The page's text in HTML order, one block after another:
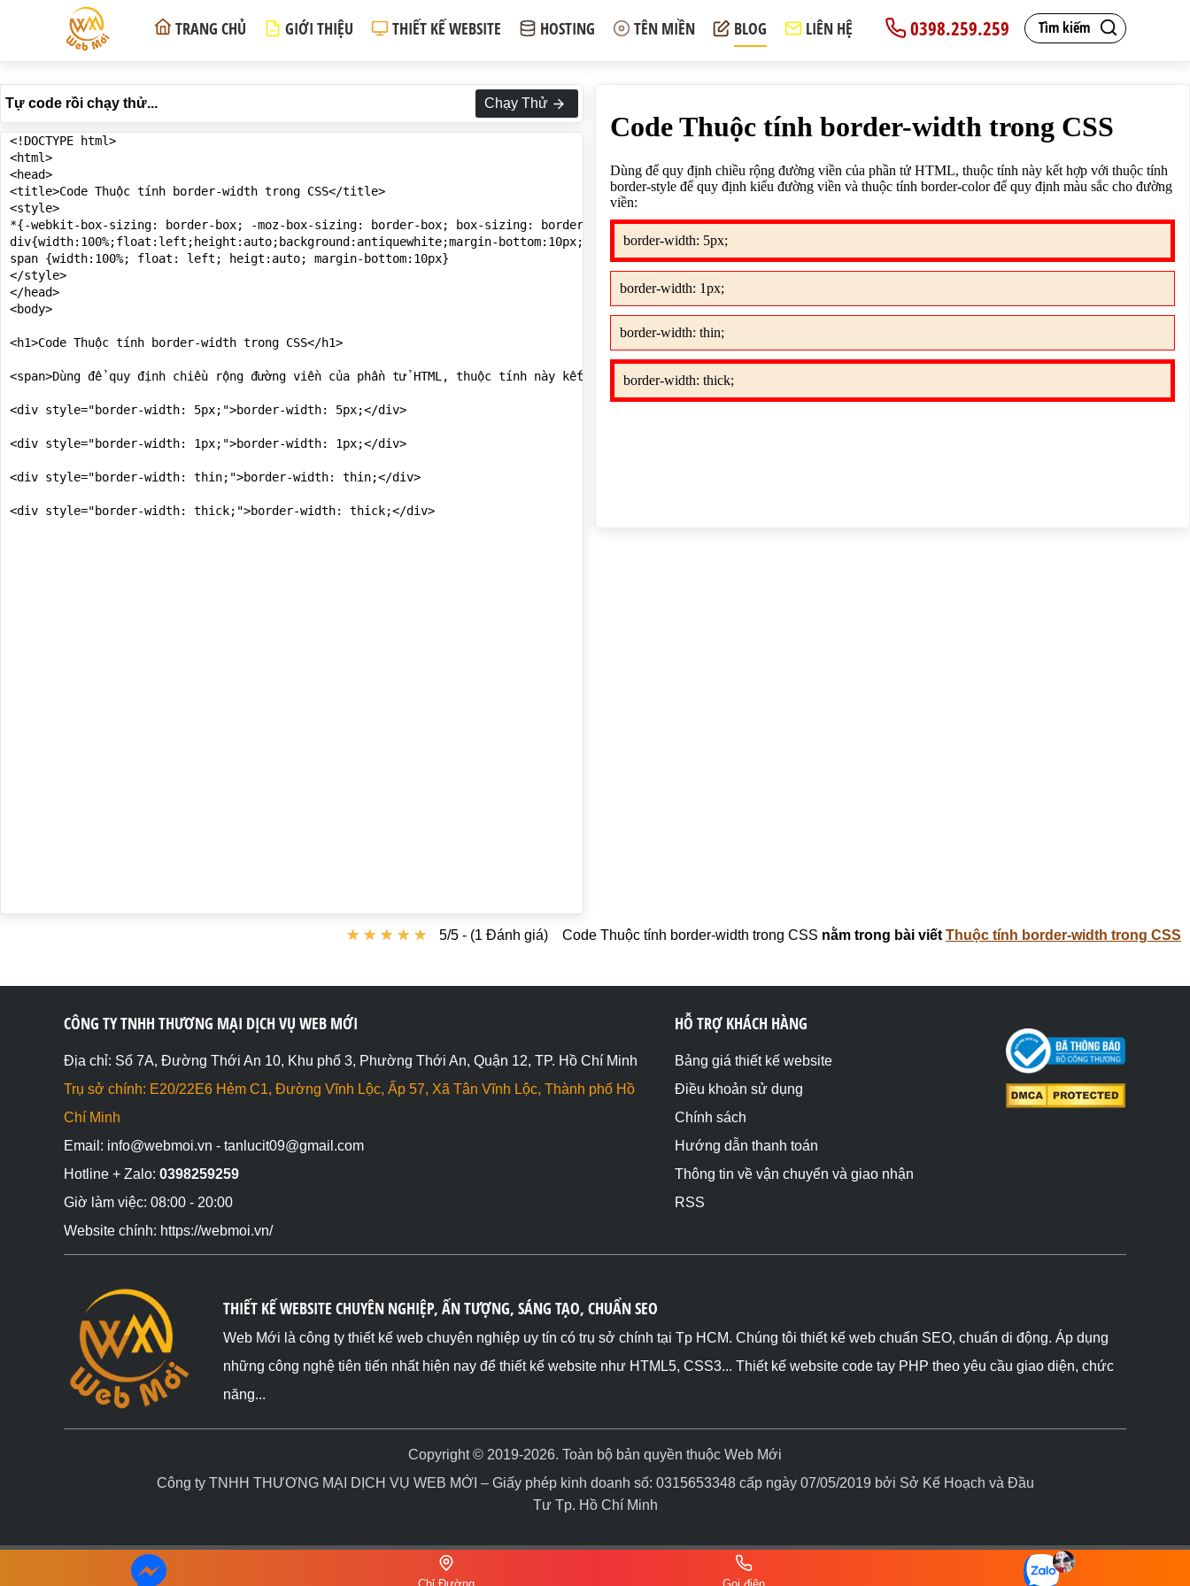
Tìm kiếm
0398.259.259
TRANG CHỦ GIỚI THIỆU THIẾT KẾ WEBSITE HOSTING TÊN MIỀN BLOG LIÊN HỆ
Tự code rồi chạy thử... Chạy Thử
<!DOCTYPE html>
<html>
<head>
<title>Code Thuộc tính border-width trong CSS</title>
<style>
*{-webkit-box-sizing: border-box; -moz-box-sizing: border-box; box-sizing: border-box;}
div{width:100%;float:left;height:auto;background:antiquewhite;margin-bottom:10px;padding:10px;border-style: solid;border-color: red;}
span {width:100%; float: left; heigt:auto; margin-bottom:10px}
</style>
</head>
<body>
<h1>Code Thuộc tính border-width trong CSS</h1>
<span>Dùng để quy định chiều rộng đường viền của phần tử HTML, thuộc tính này kết hợp với thuộc tính border-style để quy định kiểu đường viền và thuộc tính border-
<div style="border-width: 5px;">border-width: 5px;</div>
<div style="border-width: 1px;">border-width: 1px;</div>
<div style="border-width: thin;">border-width: thin;</div>
<div style="border-width: thick;">border-width: thick;</div>
Code Thuộc tính border-width trong CSS nằm trong bài viết Thuộc tính border-width trong CSS
★ ★ ★ ★ ★
★ ★ ★ ★ ★ 5/5 - (1 Đánh giá)
CÔNG TY TNHH THƯƠNG MẠI DỊCH VỤ WEB MỚI
Địa chỉ: Số 7A, Đường Thới An 10, Khu phố 3, Phường Thới An, Quận 12, TP. Hồ Chí Minh
Trụ sở chính: E20/22E6 Hẻm C1, Đường Vĩnh Lộc, Ấp 57, Xã Tân Vĩnh Lộc, Thành phố Hồ
Chí Minh
Email: info@webmoi.vn - tanlucit09@gmail.com
Hotline + Zalo: 0398259259
Giờ làm việc: 08:00 - 20:00
Website chính: https://webmoi.vn/
HỖ TRỢ KHÁCH HÀNG
Bảng giá thiết kế website
Điều khoản sử dụng
Chính sách
Hướng dẫn thanh toán
Thông tin về vận chuyển và giao nhận
RSS
THIẾT KẾ WEBSITE CHUYÊN NGHIỆP, ẤN TƯỢNG, SÁNG TẠO, CHUẨN SEO
Web Mới là công ty thiết kế web chuyên nghiệp uy tín có trụ sở chính tại Tp HCM. Chúng tôi thiết kế web chuẩn SEO, chuẩn di động. Áp dụng
những công nghệ tiên tiến nhất hiện nay để thiết kế website như HTML5, CSS3... Thiết kế website code tay PHP theo yêu cầu giao diện, chức
năng...
Copyright © 2019-2026. Toàn bộ bản quyền thuộc Web Mới
Công ty TNHH THƯƠNG MẠI DỊCH VỤ WEB MỚI – Giấy phép kinh doanh số: 0315653348 cấp ngày 07/05/2019 bởi Sở Kế Hoạch và Đầu
Tư Tp. Hồ Chí Minh